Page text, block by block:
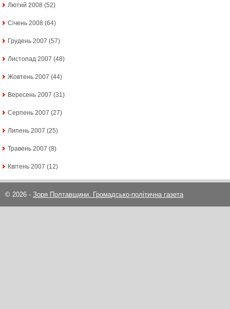
Лютий 2008 (52)
Січень 2008 (64)
Грудень 2007 (57)
Листопад 2007 (48)
Жовтень 2007 (44)
Вересень 2007 (31)
Серпень 2007 (27)
Липень 2007 (25)
Травень 2007 (8)
Квітень 2007 (12)
© 2026 - Зоря Полтавщини. Громадсько-політична газета